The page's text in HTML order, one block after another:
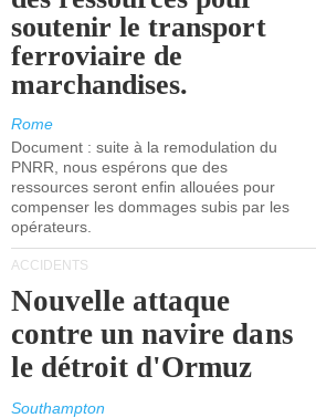
soutenir le transport
ferroviaire de
marchandises.
Rome
Document : suite à la remodulation du
PNRR, nous espérons que des
ressources seront enfin allouées pour
compenser les dommages subis par les
opérateurs.
ACCIDENTS
Nouvelle attaque
contre un navire dans
le détroit d'Ormuz
Southampton